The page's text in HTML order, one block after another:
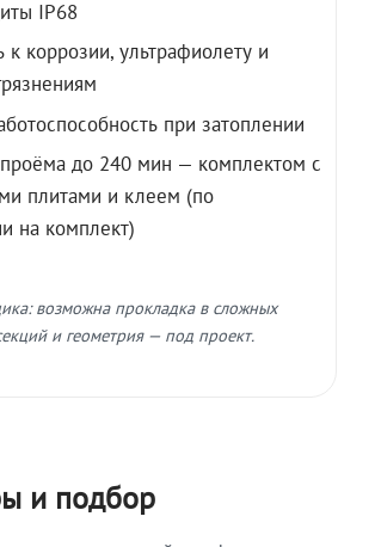
IP68
к коррозии, ультрафиолету и
при затоплении
до 240 мин — комплектом с
плитами и клеем (по
на комплект)
возможна прокладка в сложных
и геометрия — под проект.
и подбор